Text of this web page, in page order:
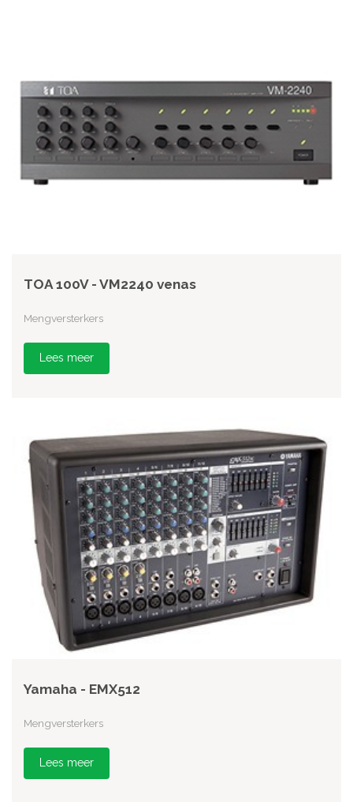
TOA 100V - VM2240 venas
Mengversterkers
Lees meer
Yamaha - EMX512
Mengversterkers
Lees meer